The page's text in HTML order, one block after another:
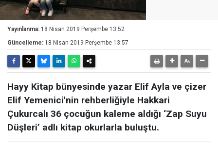
Yayınlanma: 18 Nisan 2019 Perşembe 13:52
Güncelleme: 18 Nisan 2019 Perşembe 13:57
Hayy Kitap bünyesinde yazar Elif Ayla ve çizer
Elif Yemenici'nin rehberliğiyle Hakkari
Çukurcalı 36 çocuğun kaleme aldığı ‘Zap Suyu
Düşleri’ adlı kitap okurlarla buluştu.